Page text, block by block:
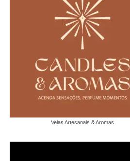
Velas Artesanais & Aromas